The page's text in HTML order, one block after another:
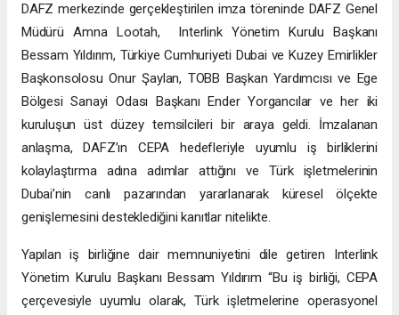
DAFZ merkezinde gerçekleştirilen imza töreninde DAFZ Genel
Müdürü Amna Lootah, Interlink Yönetim Kurulu Başkanı
Bessam Yıldırım, Türkiye Cumhuriyeti Dubai ve Kuzey Emirlikler
Başkonsolosu Onur Şaylan, TOBB Başkan Yardımcısı ve Ege
Bölgesi Sanayi Odası Başkanı Ender Yorgancılar ve her iki
kuruluşun üst düzey temsilcileri bir araya geldi. İmzalanan
anlaşma, DAFZ’ın CEPA hedefleriyle uyumlu iş birliklerini
kolaylaştırma adına adımlar attığını ve Türk işletmelerinin
Dubai’nin canlı pazarından yararlanarak küresel ölçekte
genişlemesini desteklediğini kanıtlar nitelikte.
Yapılan iş birliğine dair memnuniyetini dile getiren Interlink
Yönetim Kurulu Başkanı Bessam Yıldırım “Bu iş birliği, CEPA
çerçevesiyle uyumlu olarak, Türk işletmelerine operasyonel